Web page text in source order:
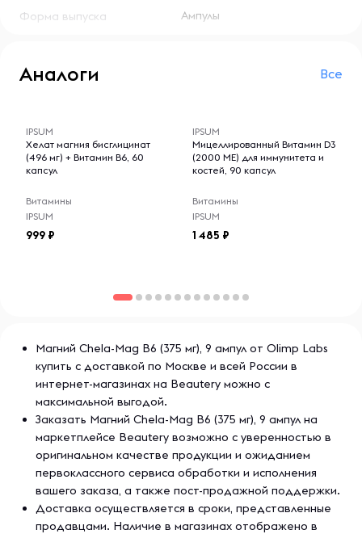
образом жизни, а также для тех, кто испытывает
Условия хранения:
упаковки плотно закрывать, чтобы сохранить свежесть
и эффективность продукта.
Форма выпуска Ампулы
Аналоги Все
IPSUM
Хелат магния бисглицинат
(496 мг) + Витамин B6, 60
капсул
Витамины
IPSUM
999
IPSUM
Мицеллированный Витамин D3
(2000 МЕ) для иммунитета и
костей, 90 капсул
Витамины
IPSUM
1 485
Магний Chela-Mag B6 (375 мг), 9 ампул от Olimp Labs
купить с доставкой по Москве и всей России в
интернет-магазинах на Beautery можно с
максимальной выгодой.
Заказать Магний Chela-Mag B6 (375 мг), 9 ампул на
маркетплейсе Beautery возможно с уверенностью в
оригинальном качестве продукции и ожиданием
первоклассного сервиса обработки и исполнения
вашего заказа, а также пост-продажной поддержки.
Доставка осуществляется в сроки, представленные
продавцами. Наличие в магазинах отображено в